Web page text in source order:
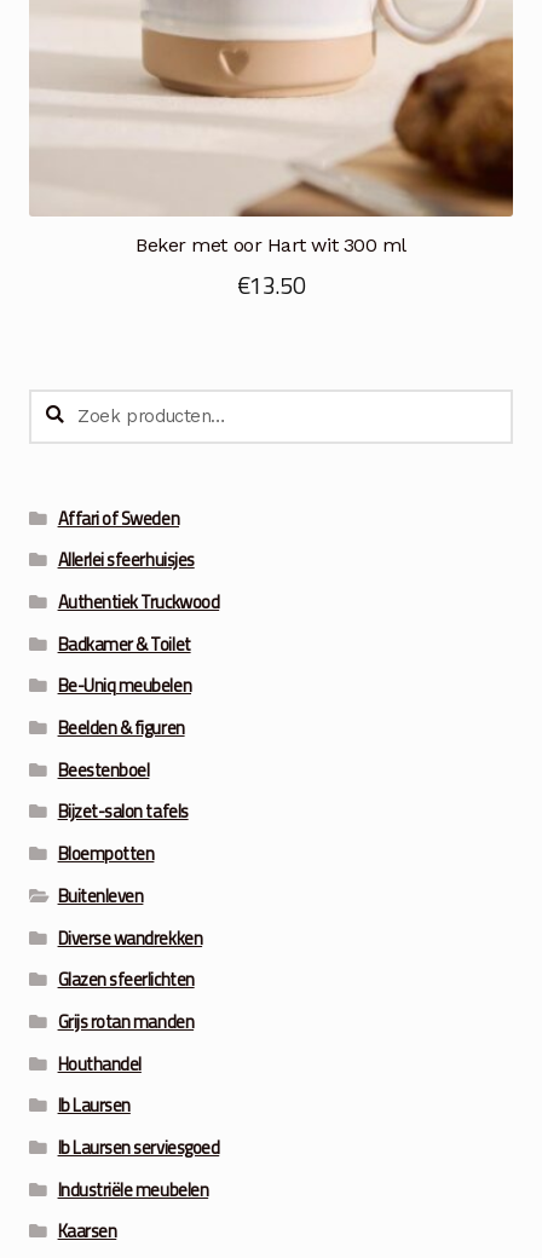
Beker met oor Hart wit 300 ml
€13.50
Zoeken
naar:
Zoeken
Affari of Sweden
Allerlei sfeerhuisjes
Authentiek Truckwood
Badkamer & Toilet
Be-Uniq meubelen
Beelden & figuren
Beestenboel
Bijzet-salon tafels
Bloempotten
Buitenleven
Diverse wandrekken
Glazen sfeerlichten
Grijs rotan manden
Houthandel
Ib Laursen
Ib Laursen serviesgoed
Industriële meubelen
Kaarsen